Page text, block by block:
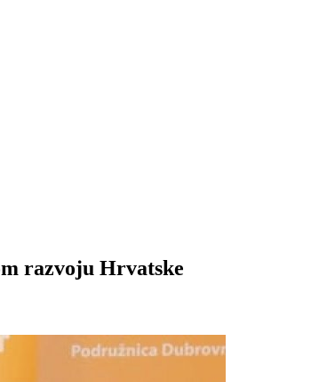
razvoju Hrvatske